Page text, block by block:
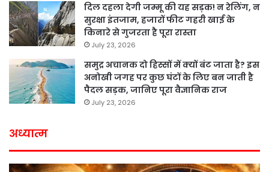
दिल दहला देगी जम्मू की यह सड़क! न रेलिंग, न
सुरक्षा इंतजाम, हजारों फीट गहरी खाई के
किनारे से गुजरता है पूरा रास्ता
July 23, 2026
समुद्र अचानक दो हिस्सों में क्यों बंट जाता है? इस
अनोखी जगह पर कुछ घंटों के लिए बन जाती है
पैदल सड़क, जानिए पूरा वैज्ञानिक राज
July 23, 2026
अध्यात्म